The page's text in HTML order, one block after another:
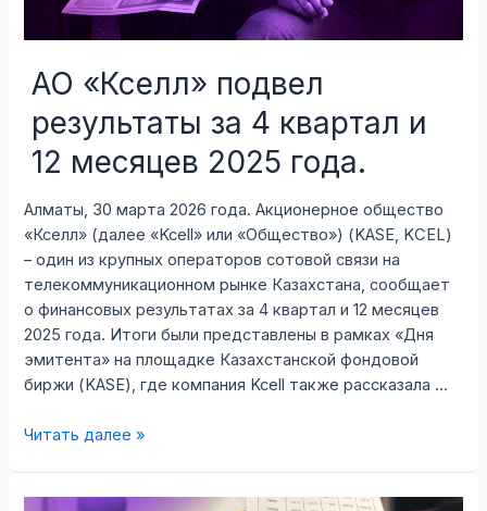
АО «Кселл» подвел
результаты за 4 квартал и
12 месяцев 2025 года.
Алматы, 30 марта 2026 года. Акционерное общество
«Кселл» (далее «Kcell» или «Общество») (KASE, KCEL)
– один из крупных операторов сотовой связи на
телекоммуникационном рынке Казахстана, сообщает
о финансовых результатах за 4 квартал и 12 месяцев
2025 года. Итоги были представлены в рамках «Дня
эмитента» на площадке Казахстанской фондовой
биржи (KASE), где компания Kcell также рассказала …
АО
Читать далее »